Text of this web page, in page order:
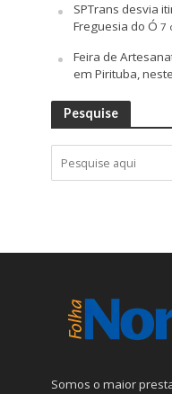
SPTrans desvia
Freguesia do Ó 7
Feira de
em Pirituba,
Pesquise
Somos o maior